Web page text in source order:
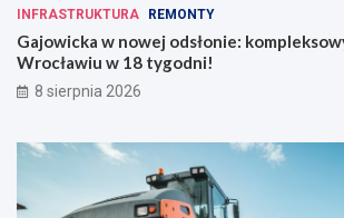
INFRASTRUKTURA REMONTY
Gajowicka w nowej odsłonie:
Wrocławiu w 18 tygodni!
8 sierpnia 2026